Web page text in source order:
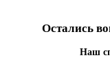
Остались
Наш